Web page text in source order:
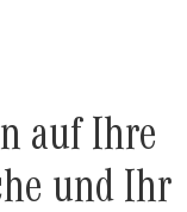
auf Ihre
und Ihr